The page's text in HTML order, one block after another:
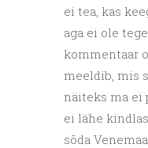
ei tea, kas
aga ei ole
kommentaar
meeldib, mis
näiteks ma ei
ei lähe
sõda